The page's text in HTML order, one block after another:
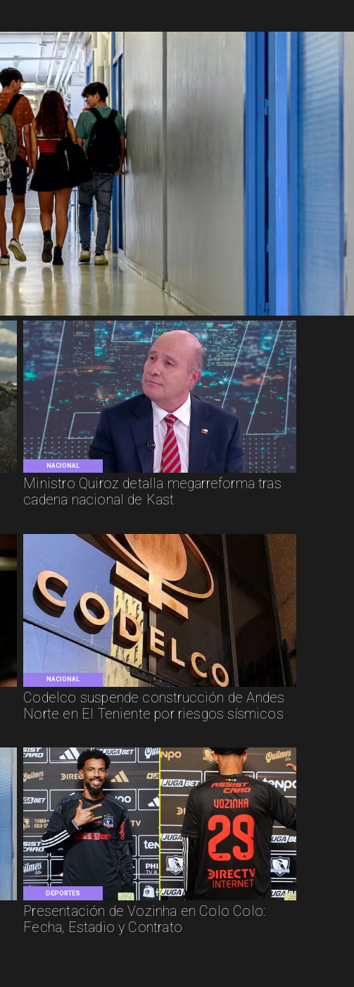
NACIONAL
Ministro Quiroz detalla megarreforma tras
cadena nacional de Kast
NACIONAL
Codelco suspende construcción de Andes
Norte en El Teniente por riesgos sísmicos
DEPORTES
Presentación de Vozinha en Colo Colo:
Fecha, Estadio y Contrato